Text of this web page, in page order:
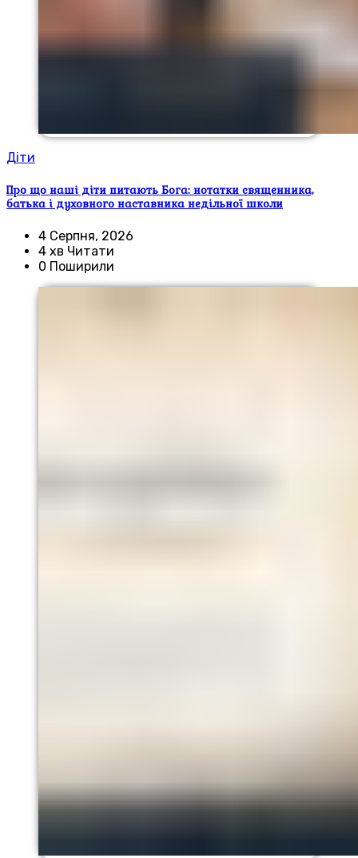
Діти
Про що наші діти питають Бога: нотатки священника,
батька і духовного наставника недільної школи
4 Серпня, 2026
4 хв Читати
0 Поширили